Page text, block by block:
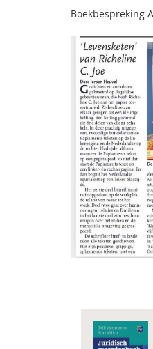
Boekbespreking